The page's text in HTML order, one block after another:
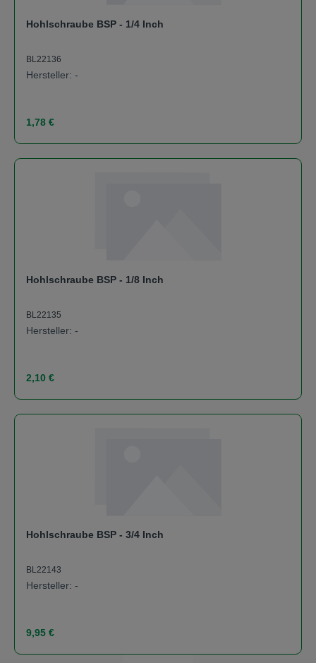
Hohlschraube BSP - 1/4 Inch
BL22136
Hersteller: -
Regulärer Preis:
1,78 €
Hohlschraube BSP - 1/8 Inch
BL22135
Hersteller: -
Regulärer Preis:
2,10 €
Hohlschraube BSP - 3/4 Inch
BL22143
Hersteller: -
Regulärer Preis:
9,95 €